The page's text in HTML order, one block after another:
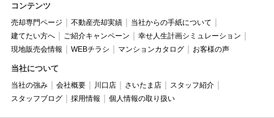
コンテンツ
売却専門ページ 不動産売却実績
当社からの手紙について
建てたい方へ
ご紹介キャンペーン
幸せ人生計画シミュレーション
現地販売会情報
WEBチラシ マンションカタログ お客様の声
当社について
当社の強み 会社概要 川口店 さいたま店
スタッフ紹介
スタッフブログ
採用情報 個人情報の取り扱い